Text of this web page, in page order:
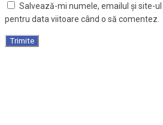
Salvează-mi numele, emailul și site-
pentru data viitoare când o să comentez.